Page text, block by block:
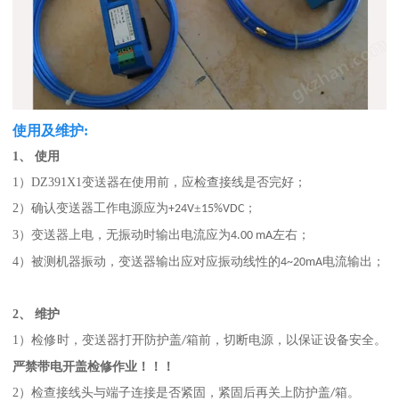
使用及维护:
1、
使用
1）DZ391X1变送器在使用前，应检查接线是否完好；
2）确认变送器工作电源应为+24V±15%VDC ；
3）变送器上电，无振动时输出电流应为4.00 mA左右；
4）被测机器振动，变送器输出应对应振动线性的4~20mA电流输出；
2、
维护
1）检修时，变送器打开防护盖/箱前，切断电源，以保证设备安全。
严禁带电开盖检修作业！！！
2）检查接线头与端子连接是否紧固，紧固后再关上防护盖/箱。